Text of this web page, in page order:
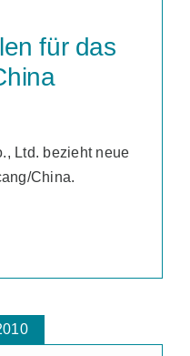
für das
Ltd. bezieht neue
China.